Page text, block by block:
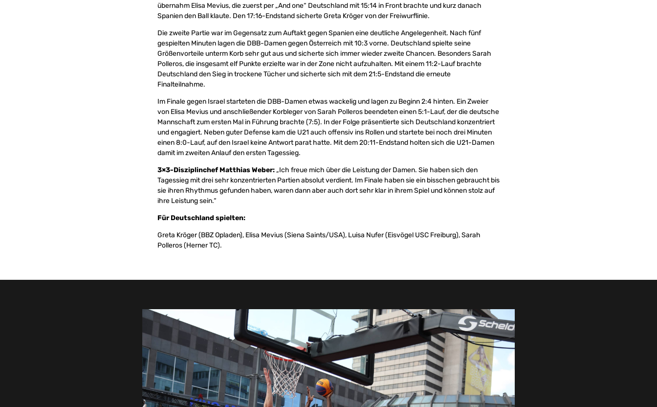
übernahm Elisa Mevius, die zuerst per „And one“ Deutschland mit 15:14 in Front brachte und kurz danach
Spanien den Ball klaute. Den 17:16-Endstand sicherte Greta Kröger von der Freiwurflinie.
Die zweite Partie war im Gegensatz zum Auftakt gegen Spanien eine deutliche Angelegenheit. Nach fünf
gespielten Minuten lagen die DBB-Damen gegen Österreich mit 10:3 vorne. Deutschland spielte seine
Größenvorteile unterm Korb sehr gut aus und sicherte sich immer wieder zweite Chancen. Besonders Sarah
Polleros, die insgesamt elf Punkte erzielte war in der Zone nicht aufzuhalten. Mit einem 11:2-Lauf brachte
Deutschland den Sieg in trockene Tücher und sicherte sich mit dem 21:5-Endstand die erneute
Finalteilnahme.
Im Finale gegen Israel starteten die DBB-Damen etwas wackelig und lagen zu Beginn 2:4 hinten. Ein Zweier
von Elisa Mevius und anschließender Korbleger von Sarah Polleros beendeten einen 5:1-Lauf, der die deutsche
Mannschaft zum ersten Mal in Führung brachte (7:5). In der Folge präsentierte sich Deutschland konzentriert
und engagiert. Neben guter Defense kam die U21 auch offensiv ins Rollen und startete bei noch drei Minuten
einen 8:0-Lauf, auf den Israel keine Antwort parat hatte. Mit dem 20:11-Endstand holten sich die U21-Damen
damit im zweiten Anlauf den ersten Tagessieg.
3×3-Disziplinchef Matthias Weber: „Ich freue mich über die Leistung der Damen. Sie haben sich den
Tagessieg mit drei sehr konzentrierten Partien absolut verdient. Im Finale haben sie ein bisschen gebraucht bis
sie ihren Rhythmus gefunden haben, waren dann aber auch dort sehr klar in ihrem Spiel und können stolz auf
ihre Leistung sein.“
Für Deutschland spielten:
Greta Kröger (BBZ Opladen), Elisa Mevius (Siena Saints/USA), Luisa Nufer (Eisvögel USC Freiburg), Sarah
Polleros (Herner TC).